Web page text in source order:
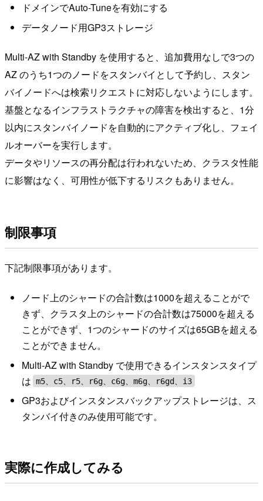
ドメインでAuto-Tuneを有効にする
データノード用GP3ストレージ
Multi-AZ with Standby を使用すると、追加費用なしで3つの
AZ のうち1つのノードをスタンバイとして予約し、スタン
バイノードへは検索リクエストに対応しないようにします。
基盤となるインフラストラクチャの障害を検出すると、1分
以内にスタンバイノードを自動的にアクティブ化し、フェイ
ルオーバーを実行します。
データやリソースの再分配は行われないため、クラスタ性能
に影響はなく、可用性が低下するリスクもありません。
制限事項
下記制限事項があります。
ノード上のシャードの合計数は1000を超えることがで
きず、クラスタ上のシャードの合計数は75000を超える
ことができず、1つのシャードのサイズは65GBを超える
ことができません。
Multi-AZ with Standby で使用できるインスタンスタイプ
は m5、c5、r5、r6g、c6g、m6g、r6gd、i3
GP3およびインスタンスバックアップストレージは、ス
タンバイ付きのみ使用可能です。
実際に作成してみる